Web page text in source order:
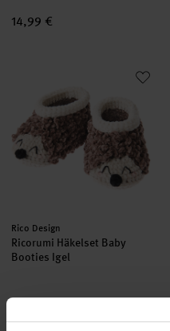
14,99 €
Ricorumi Häkelset Baby
Hersteller:
Rico Design
Ricorumi Häkelset Baby
Booties Igel
14,99 €